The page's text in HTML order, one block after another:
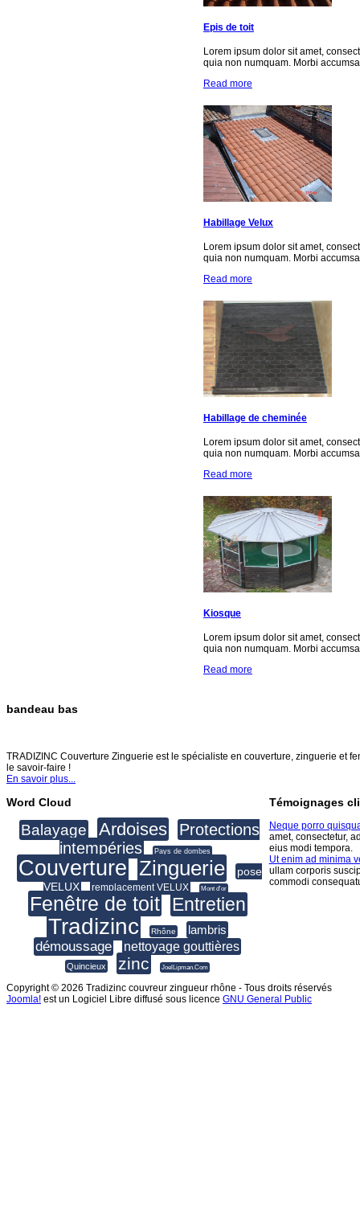
Epis de toit
Lorem ipsum dolor sit amet,
quia non numquam. Morbi
Read more
Habillage Velux
Lorem ipsum dolor sit amet,
quia non numquam. Morbi
Read more
Habillage de cheminée
Lorem ipsum dolor sit amet,
quia non numquam. Morbi
Read more
Kiosque
Lorem ipsum dolor sit amet,
quia non numquam. Morbi
Read more
bandeau bas
TRADIZINC Couverture Zinguerie est le spécialiste en couverture, zinguerie et
le savoir-faire !
En savoir plus...
Word Cloud
Balayage Ardoises
Protections
intempéries
Pays de dombes
Couverture Zinguerie
pose
VELUX
remplacement VELUX Mont d'or
Fenêtre de toit Entretien
Tradizinc Rhône lambris
démoussage nettoyage gouttières
Quincieux zinc JoelLipman.Com
Témoignages
Neque porro
amet, consectetur,
eius modi tempora.
Ut enim ad minima
ullam corporis
commodi
Copyright © 2026 Tradizinc couvreur zingueur rhône - Tous droits réservés
Joomla! est un Logiciel Libre diffusé sous licence GNU General Public